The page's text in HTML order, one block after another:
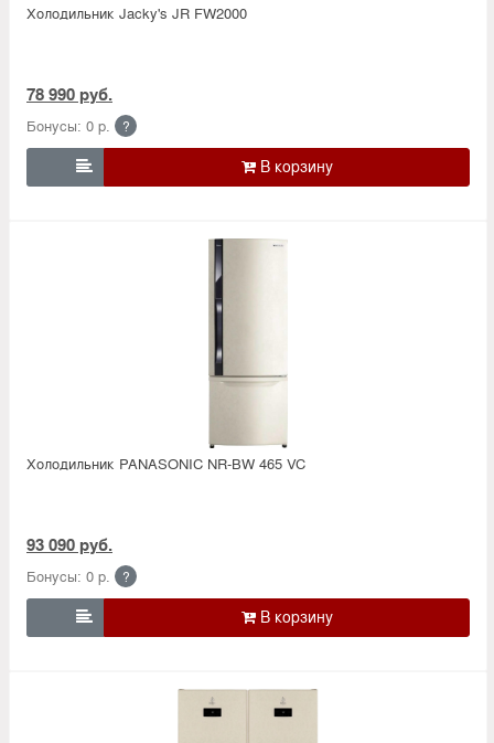
Холодильник Jacky's JR FW2000
78 990 руб.
Бонусы: 0 р. ?

Холодильник PANASONIC NR-BW 465 VC
93 090 руб.
Бонусы: 0 р. ?
